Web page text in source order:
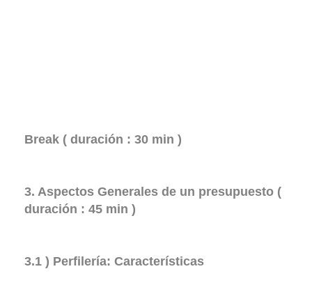
Break ( duración : 30 min )
3. Aspectos Generales de un presupuesto (
duración : 45 min )
3.1 ) Perfilería: Características